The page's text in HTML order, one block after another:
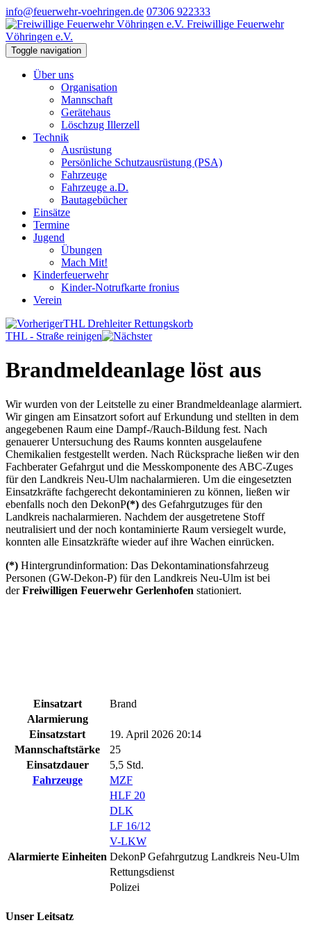
info@feuerwehr-voehringen.de 07306 922333
Freiwillige Feuerwehr
Vöhringen e.V.
Toggle navigation
Über uns
Organisation
Mannschaft
Gerätehaus
Löschzug Illerzell
Technik
Ausrüstung
Persönliche Schutzausrüstung (PSA)
Fahrzeuge
Fahrzeuge a.D.
Bautagebücher
Einsätze
Termine
Jugend
Übungen
Mach Mit!
Kinderfeuerwehr
Kinder-Notrufkarte fronius
Verein
THL Drehleiter Rettungskorb
THL - Straße reinigen
Brandmeldeanlage löst aus
Wir wurden von der Leitstelle zu einer Brandmeldeanlage alarmiert.
Wir gingen am Einsatzort sofort auf Erkundung und stellten in dem
angegebenen Raum eine Dampf-/Rauch-Bildung fest. Nach
genauerer Untersuchung des Raums konnten ausgelaufene
Chemikalien festgestellt werden. Nach Rücksprache ließen wir den
Fachberater Gefahrgut und die Messkomponente des ABC-Zuges
für den Landkreis Neu-Ulm nachalarmieren. Um die eingesetzten
Einsatzkräfte fachgerecht dekontaminieren zu können, ließen wir
ebenfalls noch den DekonP(*) des Gefahrgutzuges für den
Landkreis nachalarmieren. Nachdem der ausgetretene Stoff
neutralisiert und der noch kontaminierte Raum versiegelt wurde,
konnten alle Einsatzkräfte wieder auf ihre Wachen einrücken.
(*) Hintergrundinformation: Das Dekontaminationsfahrzeug
Personen (GW-Dekon-P) für den Landkreis Neu-Ulm ist bei
derFreiwilligen Feuerwehr Gerlenhofen stationiert.
Einsatzart
Brand
Alarmierung
Einsatzstart
19. April 2026 20:14
Mannschaftstärke
25
Einsatzdauer
5,5 Std.
Fahrzeuge
MZF
HLF 20
DLK
LF 16/12
V-LKW
Alarmierte Einheiten DekonP Gefahrgutzug Landkreis Neu-Ulm
Rettungsdienst
Polizei
Unser Leitsatz